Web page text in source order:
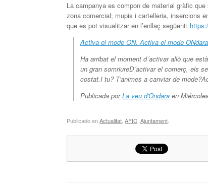
La campanya es compon de material gràfic
zona comercial; mupis i cartelleria, insercions
que es pot visualitzar en l’enllaç següent:
Activa el mode ON. Activa el mode ONdara
Ha arribat el moment d´activar allò que
un gran somriureD´activar el comerç, els
costat.I tu? T'animes a canviar de
Publicada porLa veu d'Ondara en
Publicado enActualitat AFIC Ajuntament